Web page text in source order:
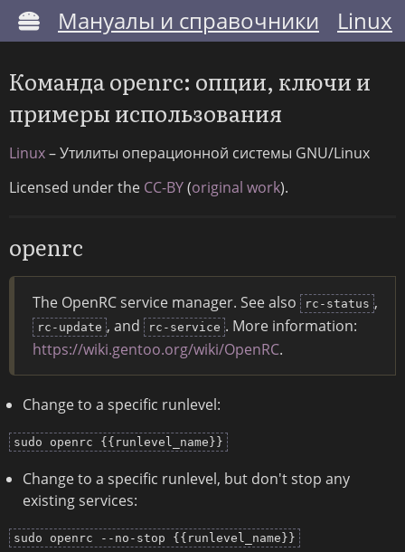
Мануалы и справочники Linux
Команда openrc: опции, ключи и
примеры использования
Linux– Утилиты операционной системы GNU/Linux
Licensed under the CC-BY(original work).
openrc
The OpenRC service manager. See also rc-status ,
rc-update , and rc-service . More information:
https://wiki.gentoo.org/wiki/OpenRC.
Change to a specific runlevel:
sudo openrc {{runlevel_name}}
Change to a specific runlevel, but don't stop any
existing services:
sudo openrc --no-stop {{runlevel_name}}